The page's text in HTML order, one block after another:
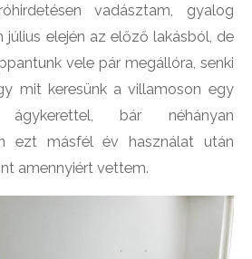
vadásztam, gyalog
július elején az előző lakásból, de
vele pár megállóra, senki
mit keresünk a villamoson egy
bár néhányan
ezt másfél év használat után
amennyiért vettem.